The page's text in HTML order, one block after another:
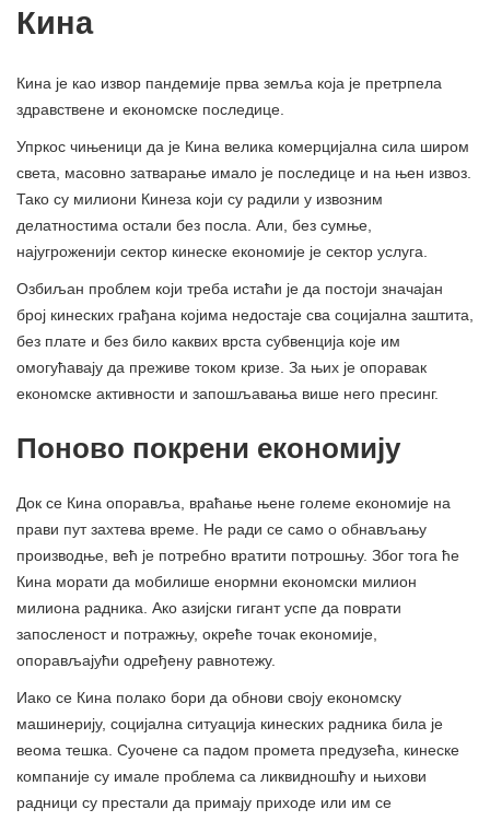
Кина
Кина је као извор пандемије прва земља која је претрпела
здравствене и економске последице.
Упркос чињеници да је Кина велика комерцијална сила широм
света, масовно затварање имало је последице и на њен извоз.
Тако су милиони Кинеза који су радили у извозним
делатностима остали без посла. Али, без сумње,
најугроженији сектор кинеске економије је сектор услуга.
Озбиљан проблем који треба истаћи је да постоји значајан
број кинеских грађана којима недостаје сва социјална заштита,
без плате и без било каквих врста субвенција које им
омогућавају да преживе током кризе. За њих је опоравак
економске активности и запошљавања више него пресинг.
Поново покрени економију
Док се Кина опоравља, враћање њене големе економије на
прави пут захтева време. Не ради се само о обнављању
производње, већ је потребно вратити потрошњу. Због тога ће
Кина морати да мобилише енормни економски милион
милиона радника. Ако азијски гигант успе да поврати
запосленост и потражњу, окреће точак економије,
опорављајући одређену равнотежу.
Иако се Кина полако бори да обнови своју економску
машинерију, социјална ситуација кинеских радника била је
веома тешка. Суочене са падом промета предузећа, кинеске
компаније су имале проблема са ликвидношћу и њихови
радници су престали да примају приходе или им се